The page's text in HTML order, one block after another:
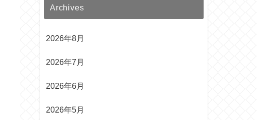
Archives
2026年8月
2026年7月
2026年6月
2026年5月